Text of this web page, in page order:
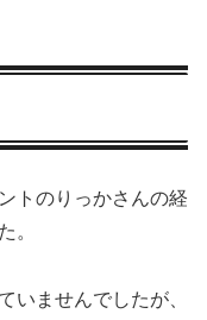
トのりっかさんの経
。
いませんでしたが、